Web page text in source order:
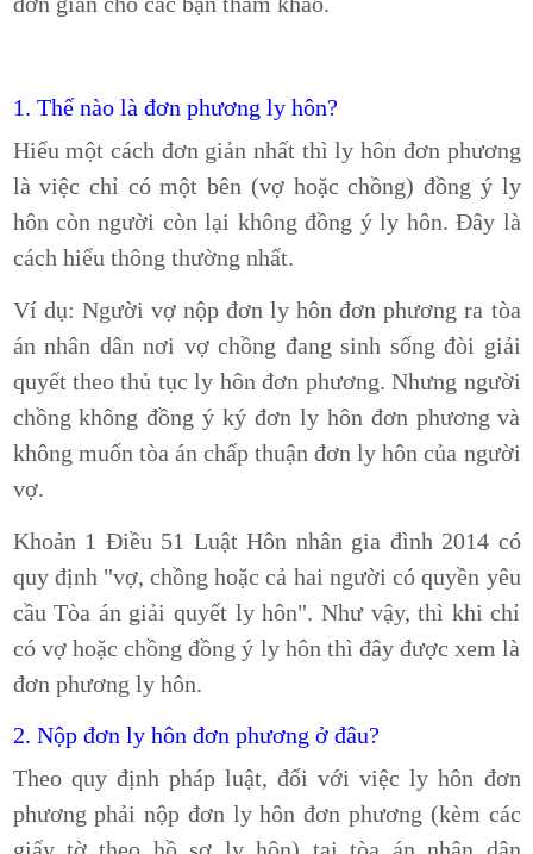
1. Thế nào là đơn phương ly hôn?
Hiểu một cách đơn giản nhất thì ly hôn đơn phương
là việc chỉ có một bên (vợ hoặc chồng) đồng ý ly
hôn còn người còn lại không đồng ý ly hôn. Đây là
cách hiểu thông thường nhất.
Ví dụ: Người vợ nộp đơn ly hôn đơn phương ra tòa
án nhân dân nơi vợ chồng đang sinh sống đòi giải
quyết theo thủ tục ly hôn đơn phương. Nhưng người
chồng không đồng ý ký đơn ly hôn đơn phương và
không muốn tòa án chấp thuận đơn ly hôn của người
vợ.
Khoản 1 Điều 51 Luật Hôn nhân gia đình 2014 có
quy định "vợ, chồng hoặc cả hai người có quyền yêu
cầu Tòa án giải quyết ly hôn". Như vậy, thì khi chỉ
có vợ hoặc chồng đồng ý ly hôn thì đây được xem là
đơn phương ly hôn.
2. Nộp đơn ly hôn đơn phương ở đâu?
Theo quy định pháp luật, đối với việc ly hôn đơn
phương phải nộp đơn ly hôn đơn phương (kèm các